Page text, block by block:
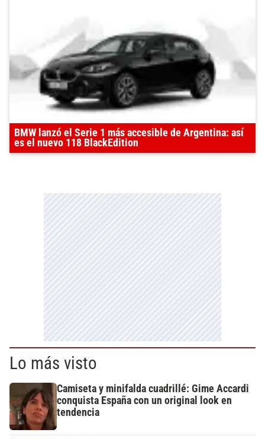
BMW lanzó el Serie 1 más accesible de Argentina: así
es el nuevo 118 BlackEdition
Lo más visto
Camiseta y minifalda cuadrillé: Gime Accardi
conquista España con un original look en
tendencia